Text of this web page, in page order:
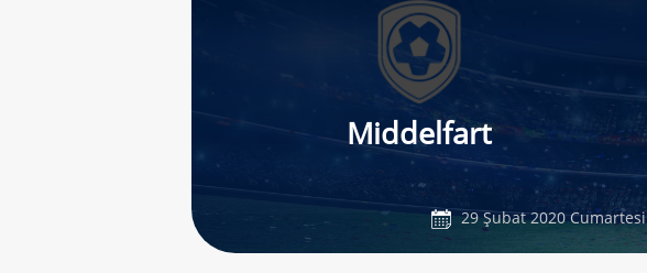
Middelfart
29 Şubat 2020 Cumartesi